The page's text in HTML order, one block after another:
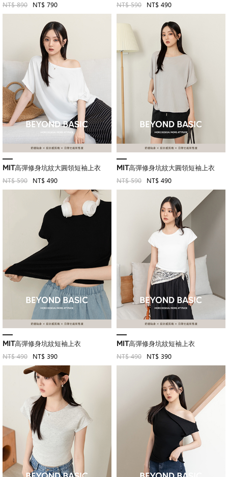
NT$ 890 NT$ 790 NT$ 590 NT$ 490
MIT高彈修身坑紋大圓領短袖上衣
NT$ 590 NT$ 490
MIT高彈修身坑紋大圓領短袖上衣
NT$ 590 NT$ 490
MIT高彈修身坑紋短袖上衣
NT$ 490 NT$ 390
MIT高彈修身坑紋短袖上衣
NT$ 490 NT$ 390